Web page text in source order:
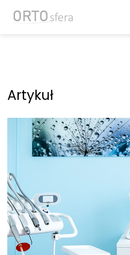
Artykuł